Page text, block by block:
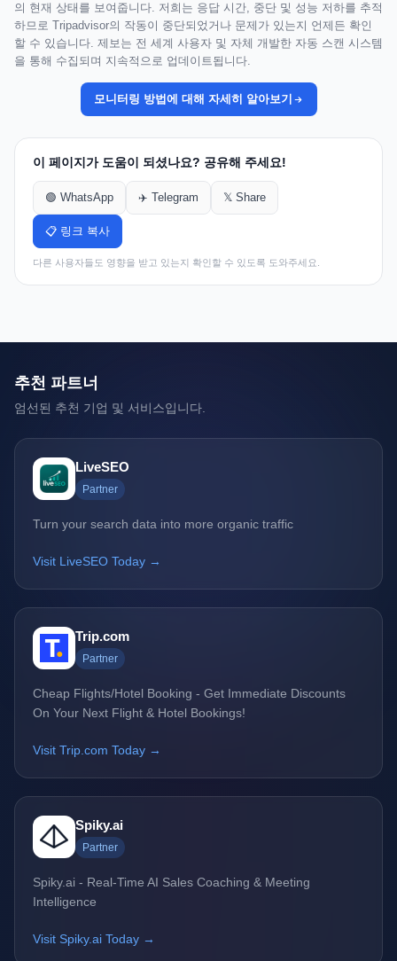
의 현재 상태를 보여줍니다. 저희는 응답 시간, 중단 및 성능 저하를 추적
하므로 Tripadvisor의 작동이 중단되었거나 문제가 있는지 언제든 확인
할 수 있습니다. 제보는 전 세계 사용자 및 자체 개발한 자동 스캔 시스템
을 통해 수집되며 지속적으로 업데이트됩니다.
모니터링 방법에 대해 자세히 알아보기
이 페이지가 도움이 되셨나요? 공유해 주세요!
🟢 WhatsApp ✈️ Telegram 𝕏 Share
📋 링크 복사
다른 사용자들도 영향을 받고 있는지 확인할 수 있도록 도와주세요.
추천 파트너
엄선된 추천 기업 및 서비스입니다.
LiveSEO
Partner
Turn your search data into more organic traffic
Visit LiveSEO Today →
Trip.com
Partner
Cheap Flights/Hotel Booking - Get Immediate Discounts
On Your Next Flight & Hotel Bookings!
Visit Trip.com Today →
Spiky.ai
Partner
Spiky.ai - Real-Time AI Sales Coaching & Meeting
Intelligence
Visit Spiky.ai Today →